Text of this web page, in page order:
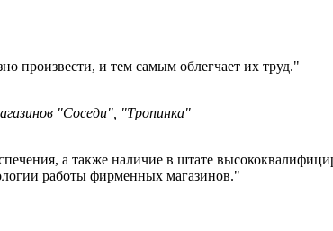
произвести, и тем самым облегчает их труд."
"Соседи", "Тропинка"
а также наличие в штате
работы фирменных магазинов."